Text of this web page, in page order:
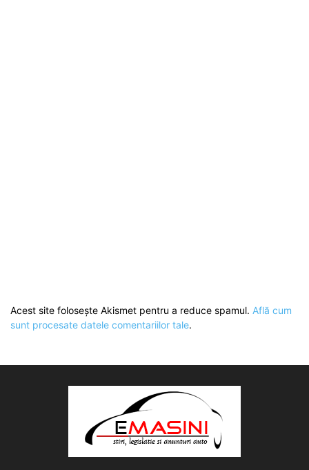
Acest site folosește Akismet pentru a reduce spamul. Află cum
sunt procesate datele comentariilor tale.